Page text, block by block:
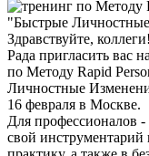
Здравствуйте,
Рада пригласить вас
по Методу Rapid
Личностные
16 февраля в Москве.
Для профессионалов -
свой